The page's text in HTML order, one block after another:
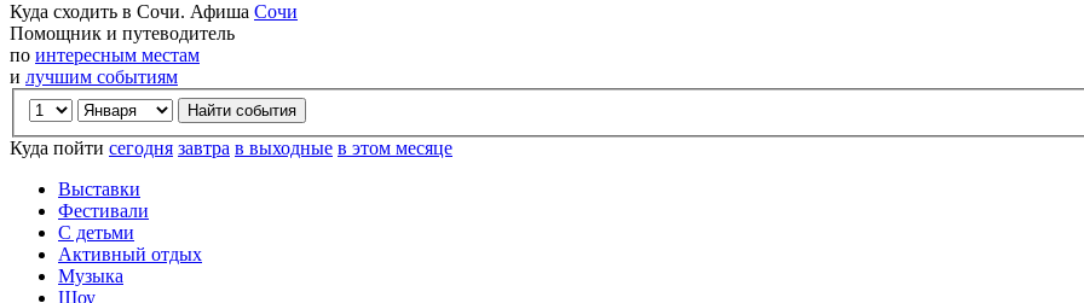
Куда сходить в Сочи. Афиша Сочи
Помощник и путеводитель
по интересным местам
и лучшим событиям
Куда пойти сегодня завтра в выходные в этом месяце
Выставки
Фестивали
С детьми
Активный отдых
Музыка
Шоу